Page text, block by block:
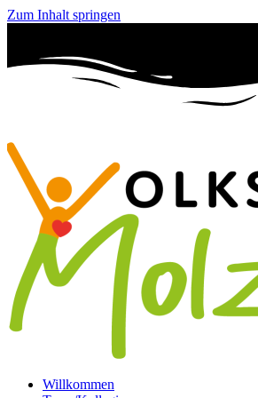
Zum Inhalt springen
Willkommen